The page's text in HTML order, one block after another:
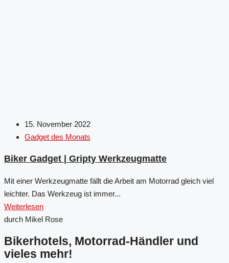
15. November 2022
Gadget des Monats
Biker Gadget | Gripty Werkzeugmatte
Mit einer Werkzeugmatte fällt die Arbeit am Motorrad gleich viel
leichter. Das Werkzeug ist immer...
Weiterlesen
durch Mikel Rose
Bikerhotels, Motorrad-Händler und
vieles mehr!